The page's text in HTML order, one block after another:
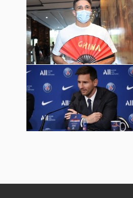
国足世预赛12强赛图片